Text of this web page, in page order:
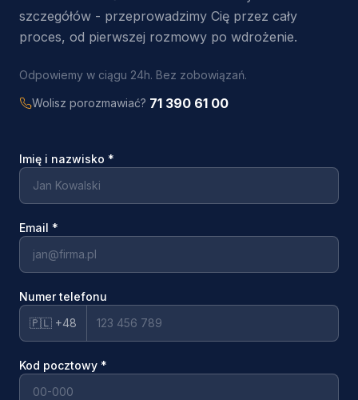
szczegółów - przeprowadzimy Cię przez cały
proces, od pierwszej rozmowy po wdrożenie.
Odpowiemy w ciągu 24h. Bez zobowiązań.
Wolisz porozmawiać? 71 390 61 00
Imię i nazwisko *
Email *
Numer telefonu
🇵🇱 +48
Kod pocztowy *